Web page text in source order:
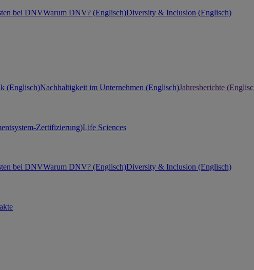
bei DNVWarum DNV? (Englisch)Diversity & Inclusion (Englisch)
(Englisch)Nachhaltigkeit im Unternehmen (Englisch)Jahresberichte
Zertifizierung)Life Sciences
bei DNVWarum DNV? (Englisch)Diversity & Inclusion (Englisch)